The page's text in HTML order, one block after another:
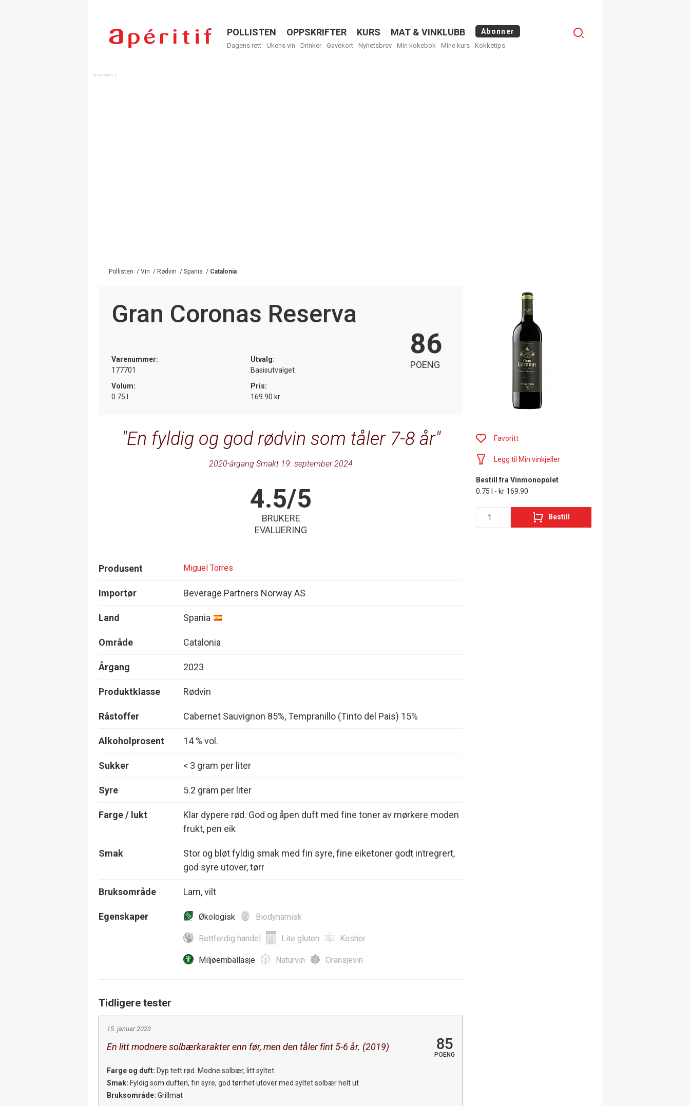
Menu
POLLISTEN OPPSKRIFTER KURS MAT & VINKLUBB Abonner
Dagens rett Ukens vin Drinker Gavekort Nyhetsbrev Min kokebok Mine kurs Kokketips
Menu
Pollisten / Vin / Rødvin / Spania / Catalonia
Gran Coronas Reserva
Varenummer:
177701
Utvalg:
Basisutvalget
Volum:
0.75 l
Pris:
169.90 kr
86
POENG
En fyldig og god rødvin som tåler 7-8 år
2020-årgang Smakt 19. september 2024
4.5/5
BRUKERE
EVALUERING
Produsent Miguel Torres
Importør Beverage Partners Norway AS
Land Spania
Område Catalonia
Årgang 2023
Produktklasse Rødvin
Råstoffer Cabernet Sauvignon 85%, Tempranillo (Tinto del Pais) 15%
Alkoholprosent 14 % vol.
Sukker < 3 gram per liter
Syre 5.2 gram per liter
Farge / lukt
Klar dypere rød. God og åpen duft med fine toner av mørkere moden
frukt, pen eik
Smak
Stor og bløt fyldig smak med fin syre, fine eiketoner godt intregrert,
god syre utover, tørr
Bruksområde Lam, vilt
Egenskaper Økologisk Biodynamisk
Rettferdig handel Lite gluten Kosher
Miljøemballasje Naturvin Oransjevin
Tidligere tester
15. januar 2023
En litt modnere solbærkarakter enn før, men den tåler fint 5-6 år. (2019) 85
POENG
Farge og duft: Dyp tett rød. Modne solbær, litt syltet
Smak: Fyldig som duften, fin syre, god tørrhet utover med syltet solbær helt ut
Bruksområde: Grillmat
Favoritt
Legg til Min vinkjeller
Bestill fra Vinmonopolet
0.75 l - kr 169.90
Bestill